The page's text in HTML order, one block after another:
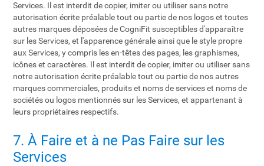
Services. Il est interdit de copier, imiter ou utiliser sans notre
autorisation écrite préalable tout ou partie de nos logos et toutes
autres marques déposées de CogniFit susceptibles d'apparaître
sur les Services, et l'apparence générale ainsi que le style propre
aux Services, y compris les en-têtes des pages, les graphismes,
icônes et caractères. Il est interdit de copier, imiter ou utiliser sans
notre autorisation écrite préalable tout ou partie de nos autres
marques commerciales, produits et noms de services et noms de
sociétés ou logos mentionnés sur les Services, et appartenant à
leurs propriétaires respectifs.
7. À Faire et à ne Pas Faire sur les
Services